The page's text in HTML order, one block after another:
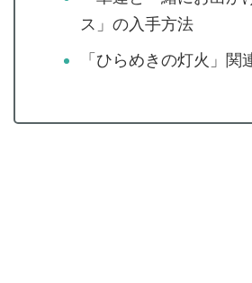
ス」の入手方法
「ひらめきの灯火」関